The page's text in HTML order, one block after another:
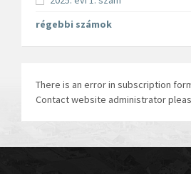
régebbi számok
There is an error in subscription
Contact website administrator